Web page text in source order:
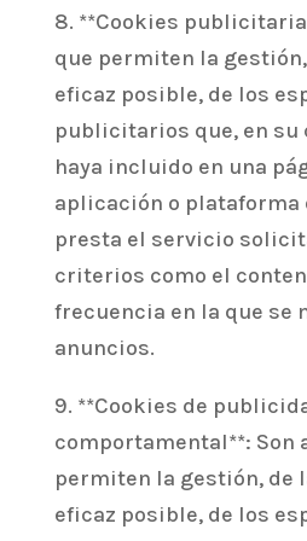
8. **Cookies
que permiten la
eficaz posible, de los
publicitarios que, en su
haya incluido en una
aplicación o plataforma
presta el servicio
criterios como el
frecuencia en la que se
anuncios.
9. **Cookies de
comportamental**: Son
permiten la gestión, de
eficaz posible, de los